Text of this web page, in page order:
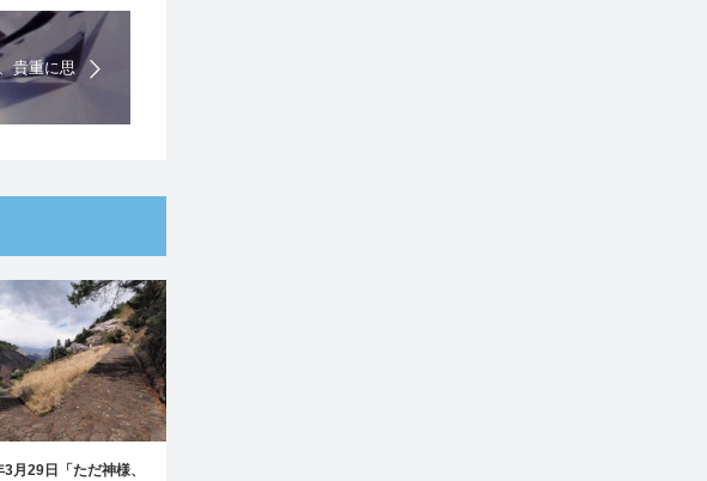
貴重に思
｜日曜礼
月29日「ただ神様、